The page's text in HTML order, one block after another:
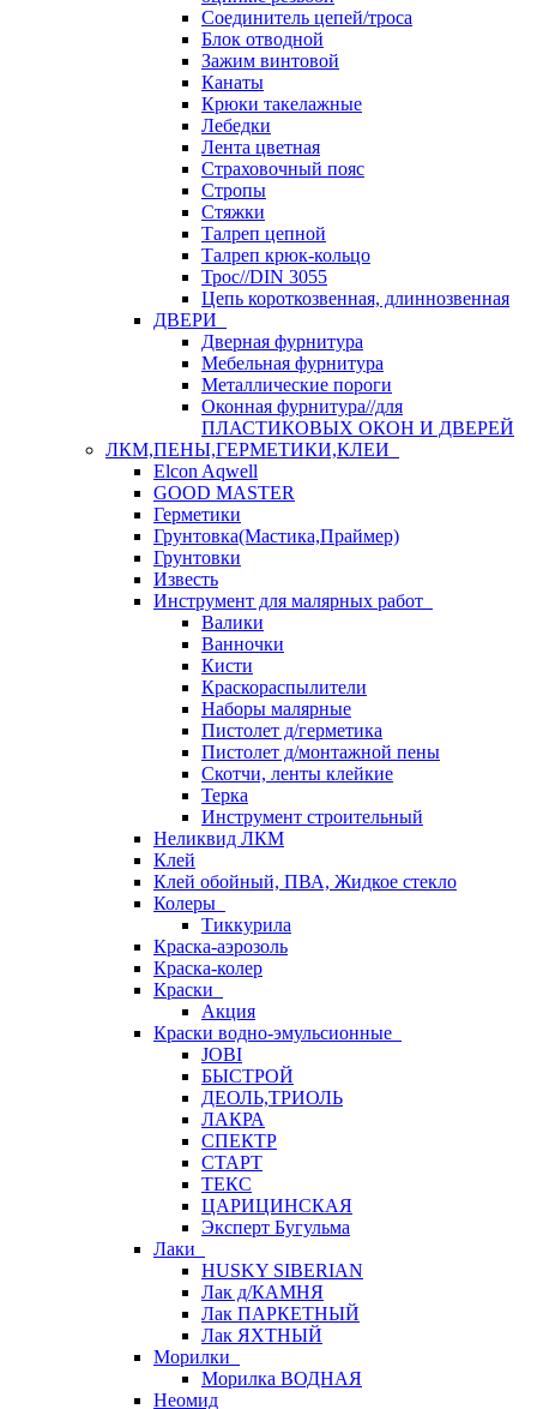
Соединитель цепей/троса
Блок отводной
Зажим винтовой
Канаты
Крюки такелажные
Лебедки
Лента цветная
Страховочный пояс
Стропы
Стяжки
Талреп цепной
Талреп крюк-кольцо
Трос//DIN 3055
Цепь короткозвенная, длиннозвенная
ДВЕРИ
Дверная фурнитура
Мебельная фурнитура
Металлические пороги
Оконная фурнитура//для
ПЛАСТИКОВЫХ ОКОН И ДВЕРЕЙ
ЛКМ,ПЕНЫ,ГЕРМЕТИКИ,КЛЕИ
Elcon Aqwell
GOOD MASTER
Герметики
Грунтовка(Мастика,Праймер)
Грунтовки
Известь
Инструмент для малярных работ
Валики
Ванночки
Кисти
Краскораспылители
Наборы малярные
Пистолет д/герметика
Пистолет д/монтажной пены
Скотчи, ленты клейкие
Терка
Инструмент строительный
Неликвид ЛКМ
Клей
Клей обойный, ПВА, Жидкое стекло
Колеры
Тиккурила
Краска-аэрозоль
Краска-колер
Краски
Акция
Краски водно-эмульсионные
JOBI
БЫСТРОЙ
ДЕОЛЬ,ТРИОЛЬ
ЛАКРА
СПЕКТР
СТАРТ
ТЕКС
ЦАРИЦИНСКАЯ
Эксперт Бугульма
Лаки
HUSKY SIBERIAN
Лак д/КАМНЯ
Лак ПАРКЕТНЫЙ
Лак ЯХТНЫЙ
Морилки
Морилка ВОДНАЯ
Неомид